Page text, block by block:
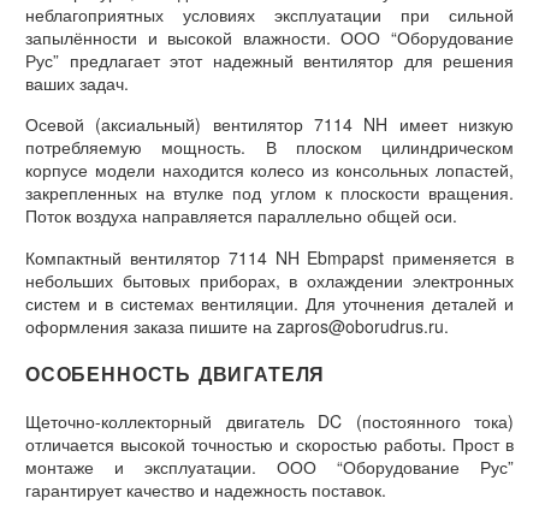
неблагоприятных условиях эксплуатации при сильной
запылённости и высокой влажности. ООО “Оборудование
Рус” предлагает этот надежный вентилятор для решения
ваших задач.
Осевой (аксиальный) вентилятор 7114 NH имеет низкую
потребляемую мощность. В плоском цилиндрическом
корпусе модели находится колесо из консольных лопастей,
закрепленных на втулке под углом к плоскости вращения.
Поток воздуха направляется параллельно общей оси.
Компактный вентилятор 7114 NH Ebmpapst применяется в
небольших бытовых приборах, в охлаждении электронных
систем и в системах вентиляции. Для уточнения деталей и
оформления заказа пишите на zapros@oborudrus.ru.
ОСОБЕННОСТЬ ДВИГАТЕЛЯ
Щеточно-коллекторный двигатель DC (постоянного тока)
отличается высокой точностью и скоростью работы. Прост в
монтаже и эксплуатации. ООО “Оборудование Рус”
гарантирует качество и надежность поставок.